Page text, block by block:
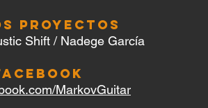
PROYECTOS
Shift / Nadege García
MarkovGuitar